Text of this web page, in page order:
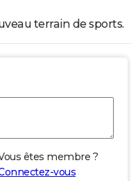
terrain de sports.
êtes membre ?
vous